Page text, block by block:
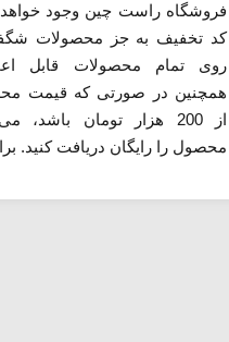
فروشگاه راست چین وجود
کد تخفیف به جز محصولات
روی تمام محصولات قابل
همچنین در صورتی که قیمت
از 200 هزار تومان باشد،
محصول را رایگان دریافت کنید.